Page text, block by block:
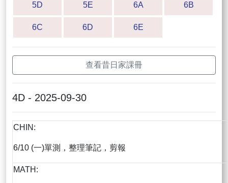
5D 5E 6A 6B
6C 6D 6E
查看昔日家課冊
4D - 2025-09-30
CHIN:
6/10 (一)單測，整理筆記，剪報
MATH: